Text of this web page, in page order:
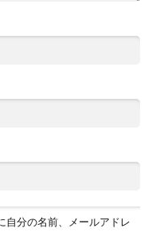
自分の名前、メールアドレ